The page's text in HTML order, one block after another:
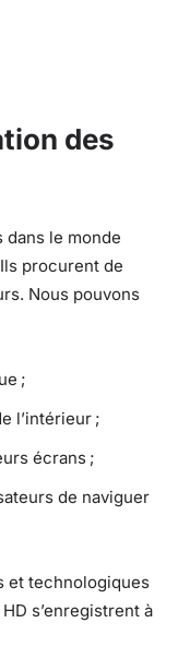
des
le monde
procurent de
Nous pouvons
;
l’intérieur ;
écrans ;
de naviguer
et technologiques
s’enregistrent à